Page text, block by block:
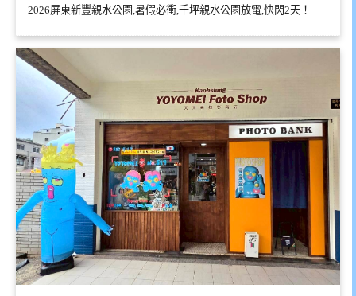
2026屏東新豐親水公園,暑假必衝,千坪親水公園放電,快閃2天！